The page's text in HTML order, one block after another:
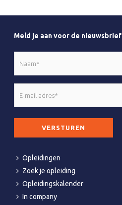
Meld je aan voor de nieuwsbrief
CAPTCHA
Opleidingen
Zoek je opleiding
Opleidingskalender
In company